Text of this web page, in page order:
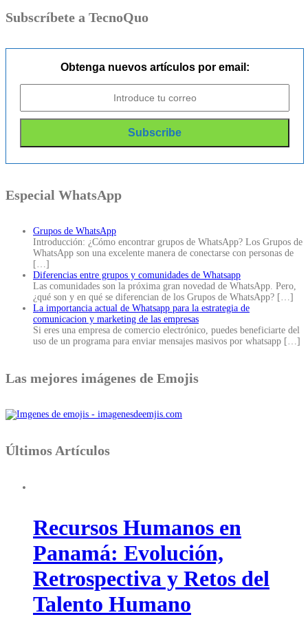
Subscríbete a TecnoQuo
Obtenga nuevos artículos por email:
Especial WhatsApp
Grupos de WhatsApp
Introducción: ¿Cómo encontrar grupos de WhatsApp? Los Grupos de
WhatsApp son una excelente manera de conectarse con personas de
[…]
Diferencias entre grupos y comunidades de Whatsapp
Las comunidades son la próxima gran novedad de WhatsApp. Pero,
¿qué son y en qué se diferencian de los Grupos de WhatsApp? […]
La importancia actual de Whatsapp para la estrategia de
comunicacion y marketing de las empresas
Si eres una empresa de comercio electrónico, puedes beneficiarte del
uso de un programa para enviar mensajes masivos por whatsapp […]
Las mejores imágenes de Emojis
Últimos Artículos
Recursos Humanos en
Panamá: Evolución,
Retrospectiva y Retos del
Talento Humano